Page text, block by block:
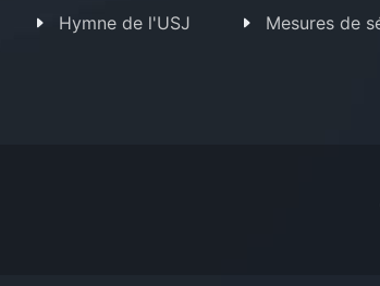
Hymne de l'USJ
Mesures de